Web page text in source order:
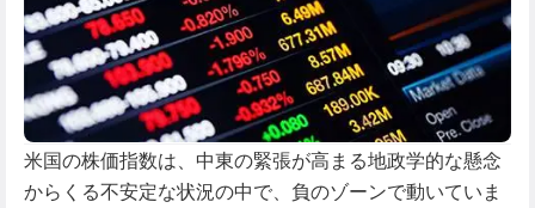
米国の株価指数は、中東の緊張が高まる地政学的な懸念
からくる不安定な状況の中で、負のゾーンで動いていま